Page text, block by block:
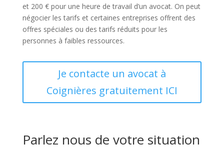
et 200 € pour une heure de travail d’un avocat. On peut
négocier les tarifs et certaines entreprises offrent des
offres spéciales ou des tarifs réduits pour les
personnes à faibles ressources.
Je contacte un avocat à
Coignières gratuitement ICI
Parlez nous de votre situation